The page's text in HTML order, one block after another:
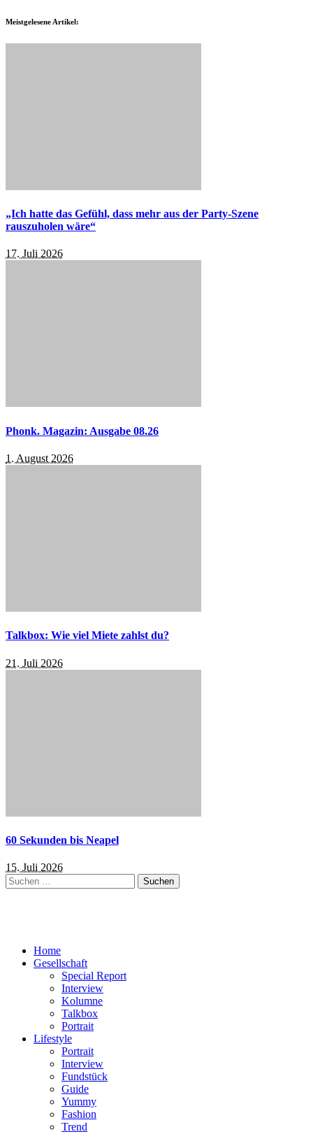
Meistgelesene Artikel:
„Ich hatte das Gefühl, dass mehr aus der Party-Szene
rauszuholen wäre“
17. Juli 2026
Phonk. Magazin: Ausgabe 08.26
1. August 2026
Talkbox: Wie viel Miete zahlst du?
21. Juli 2026
60 Sekunden bis Neapel
15. Juli 2026
Suchen
nach:
Home
Gesellschaft
Special Report
Interview
Kolumne
Talkbox
Portrait
Lifestyle
Portrait
Interview
Fundstück
Guide
Yummy
Fashion
Trend